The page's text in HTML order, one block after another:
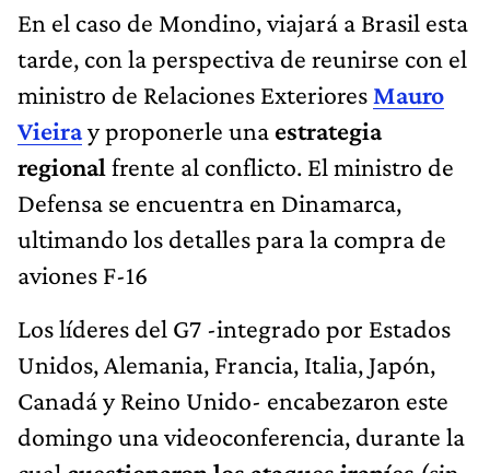
En el caso de Mondino, viajará a Brasil esta
tarde, con la perspectiva de reunirse con el
ministro de Relaciones Exteriores Mauro
Vieiray proponerle una estrategia
regional frente al conflicto. El ministro de
Defensa se encuentra en Dinamarca,
ultimando los detalles para la compra de
aviones F-16
Los líderes del G7 -integrado por Estados
Unidos, Alemania, Francia, Italia, Japón,
Canadá y Reino Unido- encabezaron este
domingo una videoconferencia, durante la